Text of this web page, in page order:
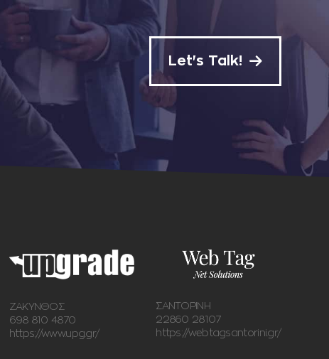
Let's Talk!
ΖΑΚΥΝΘΟΣ
698 810 4870
https://www.upg.gr/
ΣΑΝΤΟΡΙΝΗ
22860 28107
https://webtagsantorini.gr/